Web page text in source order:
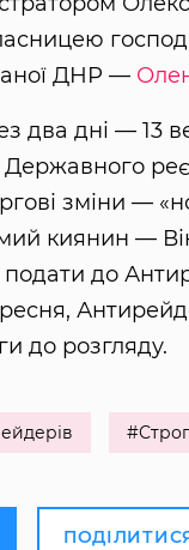
ДНР —
два дні — 13
зміни —
киянин —
до
до розгляду.